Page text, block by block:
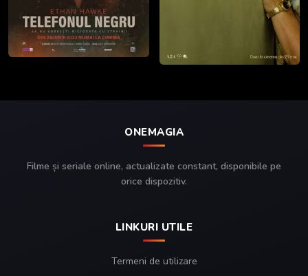
ONEMAGIA
Filme și seriale online, actualizate constant, disponibile pe
orice dispozitiv.
LINKURI UTILE
Termeni de utilizare